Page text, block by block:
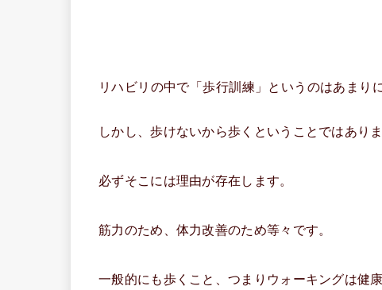
リハビリの中で「歩行訓練」というのはあまり
しかし、歩けないから歩くということではありま
必ずそこには理由が存在します。
筋力のため、体力改善のため等々です。
一般的にも歩くこと、つまりウォーキングは健